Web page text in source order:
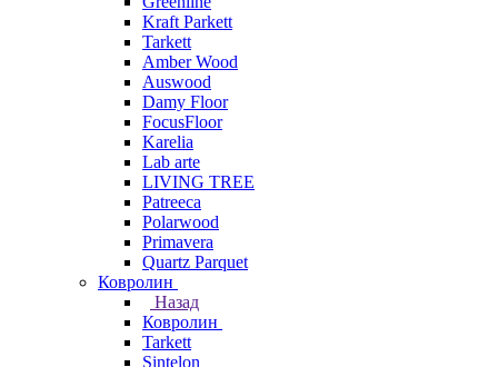
Kraft Parkett
Tarkett
Amber Wood
Auswood
Damy Floor
FocusFloor
Karelia
Lab arte
LIVING TREE
Patreeca
Polarwood
Primavera
Quartz Parquet
Ковролин
Назад
Ковролин
Tarkett
Sintelon